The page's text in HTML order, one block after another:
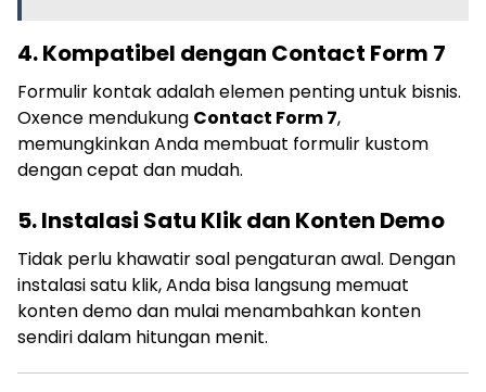
4. Kompatibel dengan Contact Form 7
Formulir kontak adalah elemen penting untuk bisnis.
Oxence mendukung Contact Form 7,
memungkinkan Anda membuat formulir kustom
dengan cepat dan mudah.
5. Instalasi Satu Klik dan Konten Demo
Tidak perlu khawatir soal pengaturan awal. Dengan
instalasi satu klik, Anda bisa langsung memuat
konten demo dan mulai menambahkan konten
sendiri dalam hitungan menit.